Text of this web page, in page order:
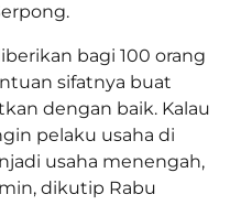
bagi 100 orang
sifatnya buat
dengan baik. Kalau
pelaku usaha di
usaha menengah,
dikutip Rabu